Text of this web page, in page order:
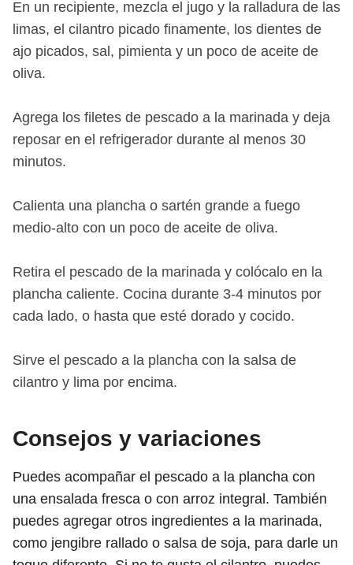
En un recipiente, mezcla el jugo y la ralladura de las
limas, el cilantro picado finamente, los dientes de
ajo picados, sal, pimienta y un poco de aceite de
oliva.
Agrega los filetes de pescado a la marinada y deja
reposar en el refrigerador durante al menos 30
minutos.
Calienta una plancha o sartén grande a fuego
medio-alto con un poco de aceite de oliva.
Retira el pescado de la marinada y colócalo en la
plancha caliente. Cocina durante 3-4 minutos por
cada lado, o hasta que esté dorado y cocido.
Sirve el pescado a la plancha con la salsa de
cilantro y lima por encima.
Consejos y variaciones
Puedes acompañar el pescado a la plancha con
una ensalada fresca o con arroz integral. También
puedes agregar otros ingredientes a la marinada,
como jengibre rallado o salsa de soja, para darle un